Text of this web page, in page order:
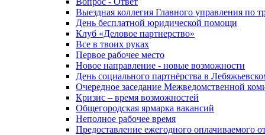
Выездная коллегия Главного управления по
День бесплатной юридической помощи
Клуб «Деловое партнерство»
Все в твоих руках
Первое рабочее место
Новое направление - новые возможности
День социального партнёрства в
Очередное заседание Межведомственной
Кризис – время возможностей
Общегородская ярмарка вакансий
Неполное рабочее время
Предоставление ежегодного оплачиваемого